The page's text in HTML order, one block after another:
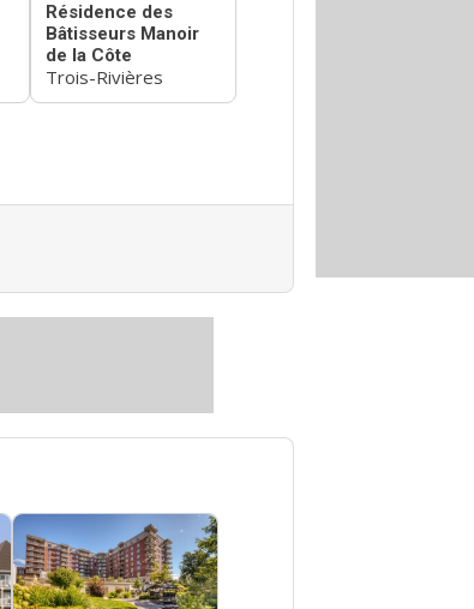
Résidence des
Bâtisseurs Manoir
de la Côte
Trois-Rivières